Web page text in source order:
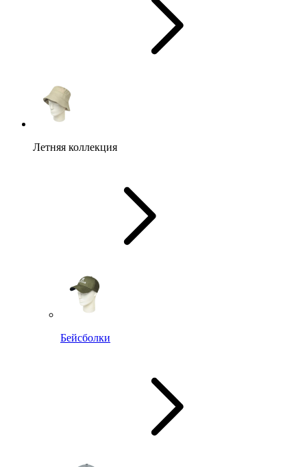
Летняя коллекция
Бейсболки